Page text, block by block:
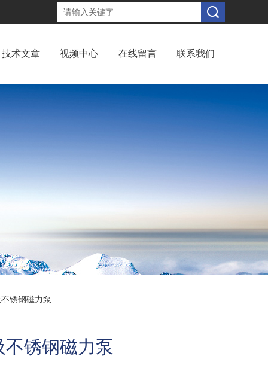
技术文章 视频中心 在线留言 联系我们
锈钢磁力泵
锈钢磁力泵